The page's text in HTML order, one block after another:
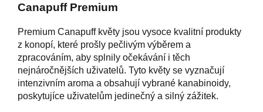
Canapuff Premium
Premium Canapuff květy jsou vysoce kvalitní produkty
z konopí, které prošly pečlivým výběrem a
zpracováním, aby splnily očekávání i těch
nejnáročnějších uživatelů. Tyto květy se vyznačují
intenzivním aroma a obsahují vybrané kanabinoidy,
poskytujíce uživatelům jedinečný a silný zážitek.